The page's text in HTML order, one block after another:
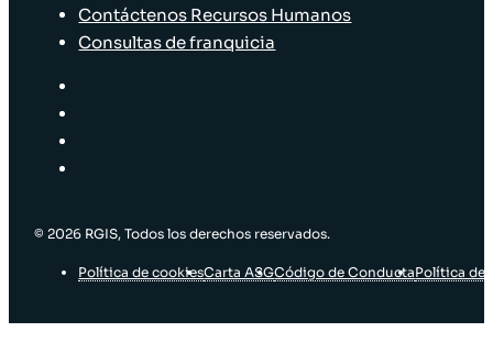
Contáctenos Recursos Humanos
Consultas de franquicia
© 2026 RGIS, Todos los derechos reservados.
Política de cookiesCarta ASGCódigo de ConductaPolítica de